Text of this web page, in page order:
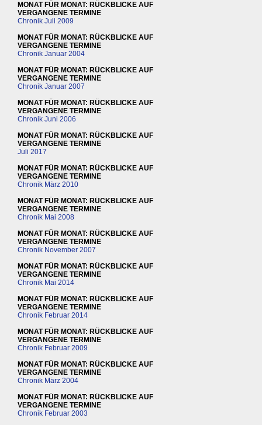
MONAT FÜR MONAT: RÜCKBLICKE AUF
VERGANGENE TERMINE
Chronik Juli 2009
MONAT FÜR MONAT: RÜCKBLICKE AUF
VERGANGENE TERMINE
Chronik Januar 2004
MONAT FÜR MONAT: RÜCKBLICKE AUF
VERGANGENE TERMINE
Chronik Januar 2007
MONAT FÜR MONAT: RÜCKBLICKE AUF
VERGANGENE TERMINE
Chronik Juni 2006
MONAT FÜR MONAT: RÜCKBLICKE AUF
VERGANGENE TERMINE
Juli 2017
MONAT FÜR MONAT: RÜCKBLICKE AUF
VERGANGENE TERMINE
Chronik März 2010
MONAT FÜR MONAT: RÜCKBLICKE AUF
VERGANGENE TERMINE
Chronik Mai 2008
MONAT FÜR MONAT: RÜCKBLICKE AUF
VERGANGENE TERMINE
Chronik November 2007
MONAT FÜR MONAT: RÜCKBLICKE AUF
VERGANGENE TERMINE
Chronik Mai 2014
MONAT FÜR MONAT: RÜCKBLICKE AUF
VERGANGENE TERMINE
Chronik Februar 2014
MONAT FÜR MONAT: RÜCKBLICKE AUF
VERGANGENE TERMINE
Chronik Februar 2009
MONAT FÜR MONAT: RÜCKBLICKE AUF
VERGANGENE TERMINE
Chronik März 2004
MONAT FÜR MONAT: RÜCKBLICKE AUF
VERGANGENE TERMINE
Chronik Februar 2003